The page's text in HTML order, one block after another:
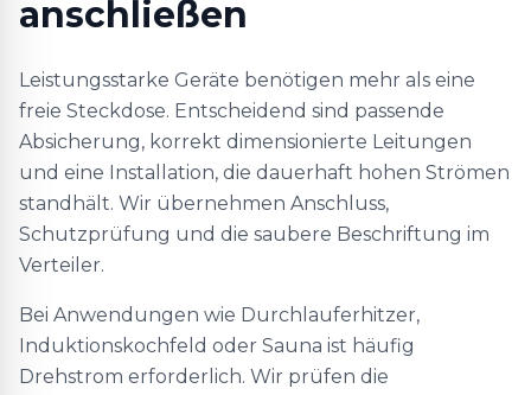
anschließen
Leistungsstarke Geräte benötigen mehr als eine
freie Steckdose. Entscheidend sind passende
Absicherung, korrekt dimensionierte Leitungen
und eine Installation, die dauerhaft hohen Strömen
standhält. Wir übernehmen Anschluss,
Schutzprüfung und die saubere Beschriftung im
Verteiler.
Bei Anwendungen wie Durchlauferhitzer,
Induktionskochfeld oder Sauna ist häufig
Drehstrom erforderlich. Wir prüfen die